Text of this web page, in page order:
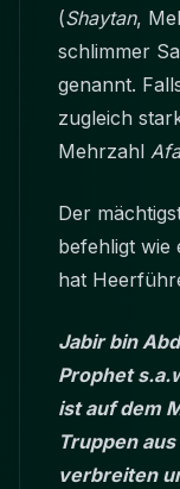
(Shaytan,
schlimmer
genannt.
zugleich
Mehrzahl
Der
befehligt wie
hat
Jabir bin
Prophet
ist auf dem
Truppen
verbreiten